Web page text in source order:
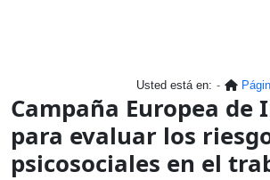
Usted está en:
Campaña Europea de
para evaluar los
psicosociales en el